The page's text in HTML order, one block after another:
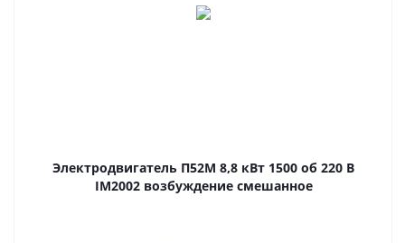
Электродвигатель П52М 8,8 кВт 1500 об 220 В
IM2002 возбуждение смешанное